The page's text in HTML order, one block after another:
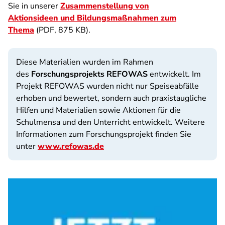
Sie in unsererZusammenstellung von
Aktionsideen und Bildungsmaßnahmen zum
Thema (PDF, 875 KB).
Diese Materialien wurden im Rahmen
des Forschungsprojekts REFOWASentwickelt. Im
Projekt REFOWAS wurden nicht nur Speiseabfälle
erhoben und bewertet, sondern auch praxistaugliche
Hilfen und Materialien sowie Aktionen für die
Schulmensa und den Unterricht entwickelt. Weitere
Informationen zum Forschungsprojekt finden Sie
unterwww.refowas.de